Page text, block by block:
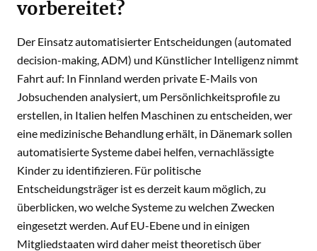
vorbereitet?
Der Einsatz automatisierter Entscheidungen (automated
decision-making, ADM) und Künstlicher Intelligenz nimmt
Fahrt auf: In Finnland werden private E-Mails von
Jobsuchenden analysiert, um Persönlichkeitsprofile zu
erstellen, in Italien helfen Maschinen zu entscheiden, wer
eine medizinische Behandlung erhält, in Dänemark sollen
automatisierte Systeme dabei helfen, vernachlässigte
Kinder zu identifizieren. Für politische
Entscheidungsträger ist es derzeit kaum möglich, zu
überblicken, wo welche Systeme zu welchen Zwecken
eingesetzt werden. Auf EU-Ebene und in einigen
Mitgliedstaaten wird daher meist theoretisch über